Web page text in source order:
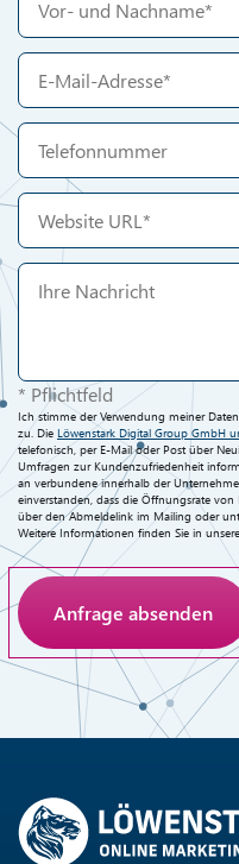
* Pflichtfeld
Ich stimme der Verwendung meiner
zu. Die Löwenstark Digital Group GmbH
telefonisch, per E-Mail oder Post über
Umfragen zur Kundenzufriedenheit
an verbundene innerhalb der
einverstanden, dass die Öffnungsrate
über den Abmeldelink im Mailing oder
Weitere Informationen finden Sie in
Anti-Roboter-
Hier klicken